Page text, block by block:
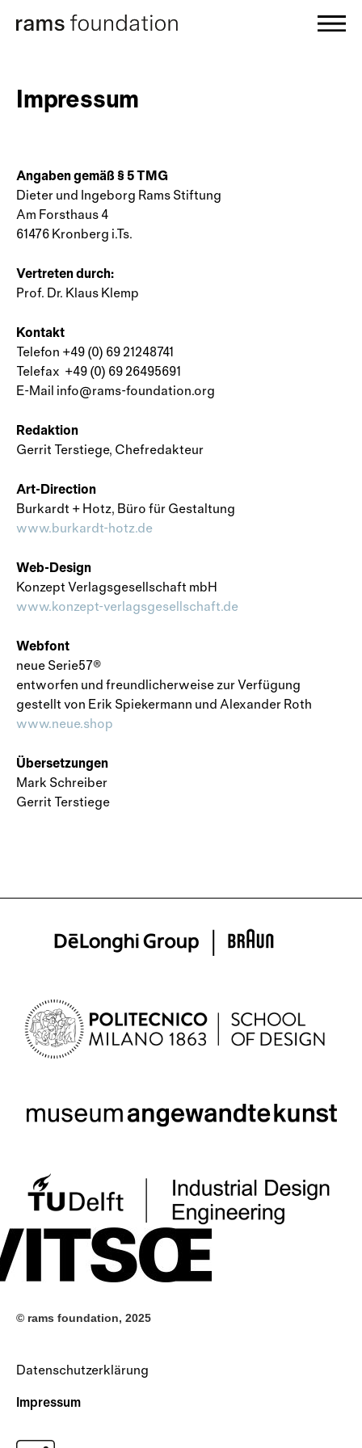
Impressum
Angaben gemäß § 5 TMG
Dieter und Ingeborg Rams Stiftung
Am Forsthaus 4
61476 Kronberg i.Ts.
Vertreten durch:
Prof. Dr. Klaus Klemp
Kontakt
Telefon +49 (0) 69 21248741
Telefax +49 (0) 69 26495691
E-Mail info@rams-foundation.org
Redaktion
Gerrit Terstiege, Chefredakteur
Art-Direction
Burkardt + Hotz, Büro für Gestaltung
www.burkardt-hotz.de
Web-Design
Konzept Verlagsgesellschaft mbH
www.konzept-verlagsgesellschaft.de
Webfont
neue Serie57®
entworfen und freundlicherweise zur Verfügung
gestellt von Erik Spiekermann und Alexander Roth
www.neue.shop
Übersetzungen
Mark Schreiber
Gerrit Terstiege
© rams foundation, 2025
Datenschutzerklärung
Impressum